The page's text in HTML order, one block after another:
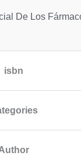
De Los
isbn